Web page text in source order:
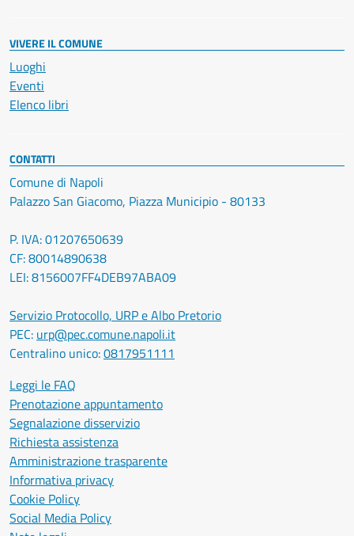
VIVERE IL COMUNE
Luoghi
Eventi
Elenco libri
CONTATTI
Comune di Napoli
Palazzo San Giacomo, Piazza Municipio - 80133
P. IVA: 01207650639
CF: 80014890638
LEI: 8156007FF4DEB97ABA09
Servizio Protocollo, URP e Albo Pretorio
PEC: urp@pec.comune.napoli.it
Centralino unico:0817951111
Leggi le FAQ
Prenotazione appuntamento
Segnalazione disservizio
Richiesta assistenza
Amministrazione trasparente
Informativa privacy
Cookie Policy
Social Media Policy